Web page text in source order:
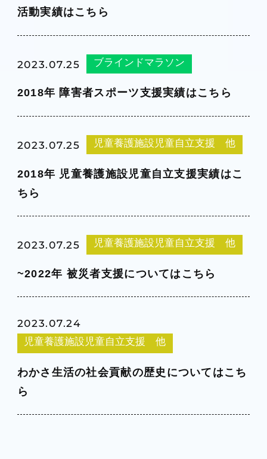
活動実績はこちら
2023.07.25 ブラインドマラソン
2018年 障害者スポーツ支援実績はこちら
2023.07.25 児童養護施設児童自立支援 他
2018年 児童養護施設児童自立支援実績はこ
ちら
2023.07.25 児童養護施設児童自立支援 他
~2022年 被災者支援についてはこちら
2023.07.24
児童養護施設児童自立支援 他
わかさ生活の社会貢献の歴史についてはこち
ら